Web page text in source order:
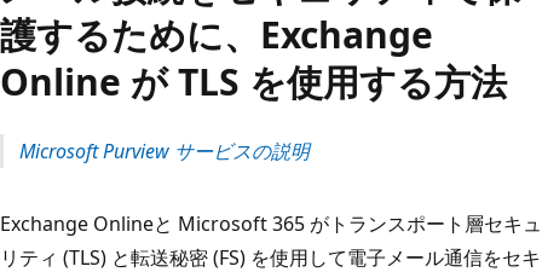
護するために、Exchange
Online が TLS を使用する方法
Microsoft Purview サービスの説明
Exchange Onlineと Microsoft 365 がトランスポート層セキュ
リティ (TLS) と転送秘密 (FS) を使用して電子メール通信をセキ